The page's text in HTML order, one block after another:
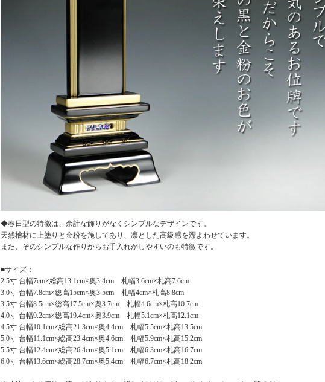
◆春日型の特徴は、余計な飾りがなくシンプルなデザインです。
天然檜材に上塗りと金粉を施してあり、凛とした高級感を漂よわせています。
また、そのシンプルな作りからお手入れがしやすいのも特徴です。
■サイズ：
2.5寸 台幅7cm×総高13.1cm×奥3.4cm 札幅3.6cm×札高7.6cm
3.0寸 台幅7.8cm×総高15cm×奥3.5cm 札幅4cm×札高8.8cm
3.5寸 台幅8.5cm×総高17.5cm×奥3.7cm 札幅4.6cm×札高10.7cm
4.0寸 台幅9.2cm×総高19.4cm×奥3.9cm 札幅5.1cm×札高12.1cm
4.5寸 台幅10.1cm×総高21.3cm×奥4.4cm 札幅5.5cm×札高13.5cm
5.0寸 台幅11.1cm×総高23.4cm×奥4.6cm 札幅5.9cm×札高15.2cm
5.5寸 台幅12.4cm×総高26.4cm×奥5.1cm 札幅6.3cm×札高16.7cm
6.0寸 台幅13.6cm×総高28.7cm×奥5.4cm 札幅6.7cm×札高18.2cm